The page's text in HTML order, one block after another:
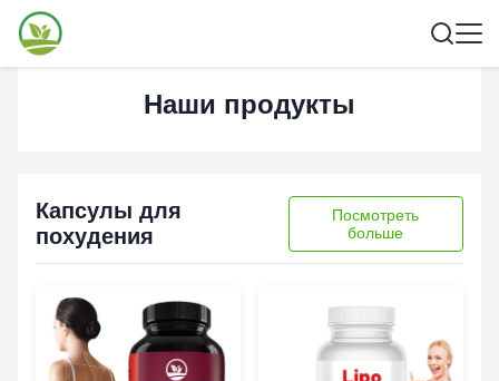
Наши продукты
Капсулы для
похудения
Посмотреть
больше